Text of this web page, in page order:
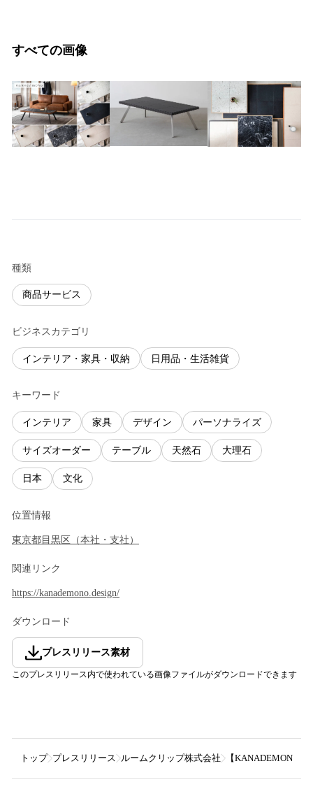
すべての画像
種類
商品サービス
ビジネスカテゴリ
インテリア・家具・収納 日用品・生活雑貨
キーワード
インテリア 家具 デザイン パーソナライズ
サイズオーダー テーブル 天然石 大理石
日本 文化
位置情報
東京都 目黒区 （本社・支社 ）
関連リンク
https://kanademono.design/
ダウンロード
プレスリリース素材
このプレスリリース内で使われている画像ファイルがダウンロードできます
トップ プレスリリース ルームクリップ株式会社 【KANADEMONO